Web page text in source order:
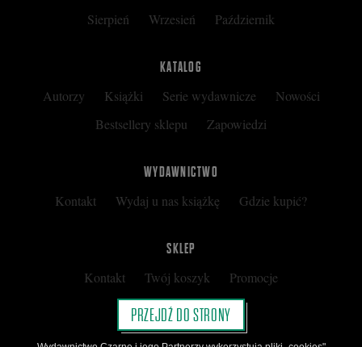
Sierpień Wrzesień Październik
KATALOG
Autorzy Książki Serie wydawnicze
Nowości
Bestsellery sklepu
Zapowiedzi
WYDAWNICTWO
Kontakt Wydaj u nas książkę Gdzie kupić?
SKLEP
Kontakt Twój koszyk
Promocje
Kup kartę podarunkową
Nota prawna
Regulamin
Polityka prywatności
PRZEJDŹ DO STRONY